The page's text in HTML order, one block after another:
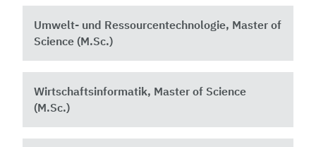
Umwelt- und Ressourcentechnologie, Master of
Science (M.Sc.)
Wirtschaftsinformatik, Master of Science
(M.Sc.)